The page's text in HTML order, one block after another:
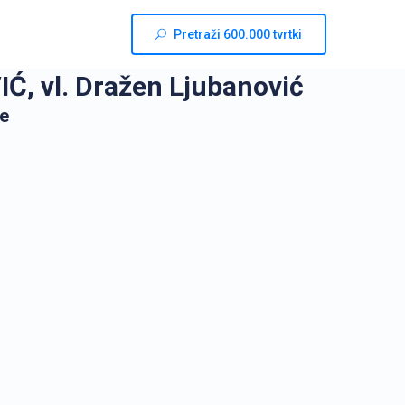
Pretraži 600.000 tvrtki
vl. Dražen Ljubanović